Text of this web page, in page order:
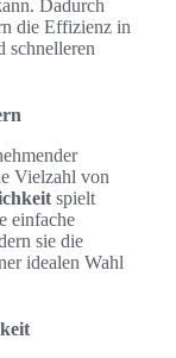
Dadurch
die Effizienz in
schnelleren
Vielzahl von
spielt
einfache
sie die
idealen Wahl